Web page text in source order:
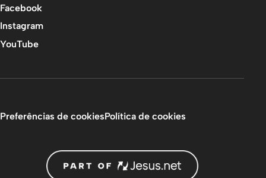
Facebook
Instagram
YouTube
Preferências de cookiesPolítica de cookies